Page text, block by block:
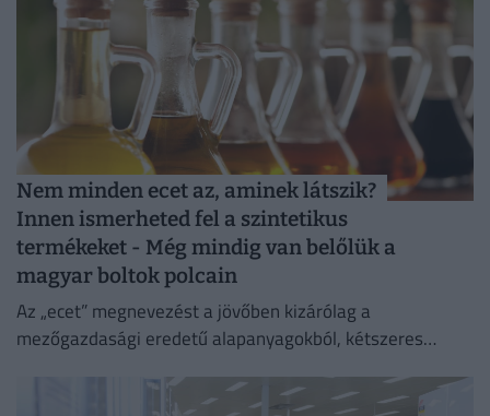
Nem minden ecet az, aminek látszik?
Innen ismerheted fel a szintetikus
termékeket - Még mindig van belőlük a
magyar boltok polcain
Az „ecet” megnevezést a jövőben kizárólag a
mezőgazdasági eredetű alapanyagokból, kétszeres